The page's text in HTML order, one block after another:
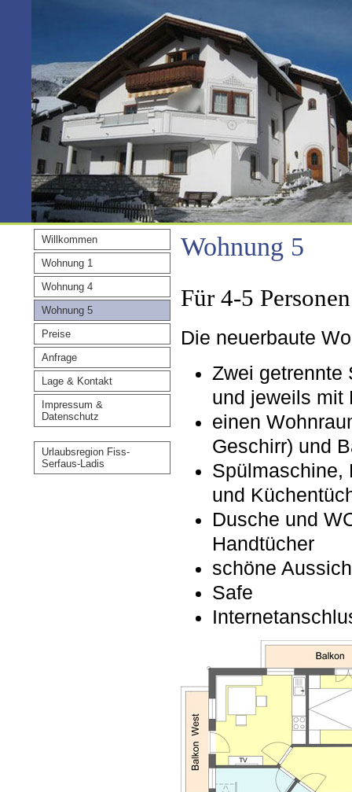
Willkommen
Wohnung 1
Wohnung 4
Wohnung 5
Preise
Anfrage
Lage & Kontakt
Impressum &
Datenschutz
Urlaubsregion Fiss-
Serfaus-Ladis
Wohnung 5
Für 4-5
Die neuerbaute
Zwei getrennte
und jeweils mit
einen
Geschirr) und
Spülmaschine,
und
Dusche und
Handtücher
schöne
Safe